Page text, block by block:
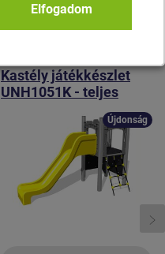
termék
Kastély játékkészlet
UNH1051K - teljes
Újdonság
Elfogadom